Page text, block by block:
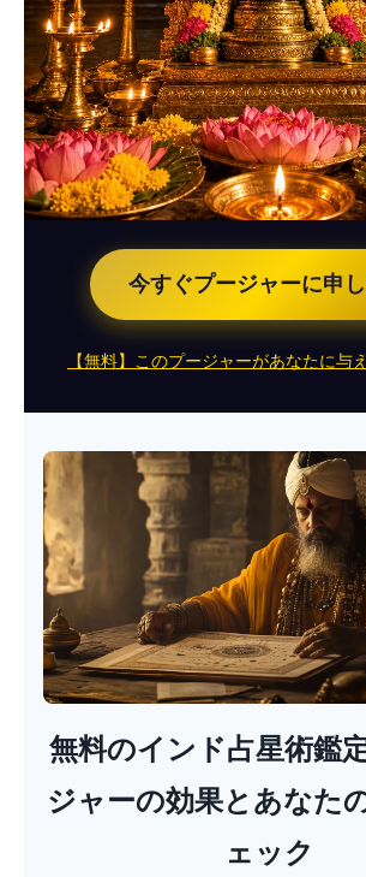
今すぐプージャーに申
【無料】このプージャーがあなたに与